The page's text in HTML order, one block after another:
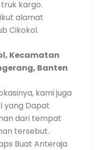
kargo.
alamat
Cikokol.
Kecamatan
Banten
kami juga
yang Dapat
dari tempat
tersebut.
Buat Anteraja